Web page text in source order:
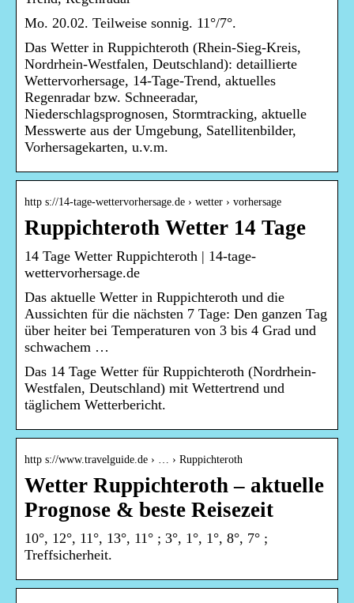
Mo. 20.02. Teilweise sonnig. 11°/7°.
Das Wetter in Ruppichteroth (Rhein-Sieg-Kreis,
Nordrhein-Westfalen, Deutschland): detaillierte
Wettervorhersage, 14-Tage-Trend, aktuelles
Regenradar bzw. Schneeradar,
Niederschlagsprognosen, Stormtracking, aktuelle
Messwerte aus der Umgebung, Satellitenbilder,
Vorhersagekarten, u.v.m.
http s://14-tage-wettervorhersage.de › wetter › vorhersage
Ruppichteroth Wetter 14 Tage
14 Tage Wetter Ruppichteroth | 14-tage-
wettervorhersage.de
Das aktuelle Wetter in Ruppichteroth und die
Aussichten für die nächsten 7 Tage: Den ganzen Tag
über heiter bei Temperaturen von 3 bis 4 Grad und
schwachem …
Das 14 Tage Wetter für Ruppichteroth (Nordrhein-
Westfalen, Deutschland) mit Wettertrend und
täglichem Wetterbericht.
http s://www.travelguide.de › … › Ruppichteroth
Wetter Ruppichteroth – aktuelle
Prognose & beste Reisezeit
10°, 12°, 11°, 13°, 11° ; 3°, 1°, 1°, 8°, 7° ;
Treffsicherheit.